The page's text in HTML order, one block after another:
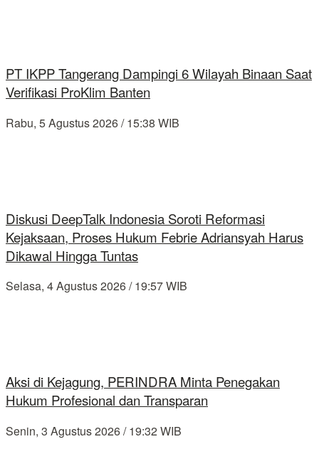
PT IKPP Tangerang Dampingi 6 Wilayah Binaan Saat
Verifikasi ProKlim Banten
Rabu, 5 Agustus 2026 / 15:38 WIB
Diskusi DeepTalk Indonesia Soroti Reformasi
Kejaksaan, Proses Hukum Febrie Adriansyah Harus
Dikawal Hingga Tuntas
Selasa, 4 Agustus 2026 / 19:57 WIB
Aksi di Kejagung, PERINDRA Minta Penegakan
Hukum Profesional dan Transparan
Senin, 3 Agustus 2026 / 19:32 WIB